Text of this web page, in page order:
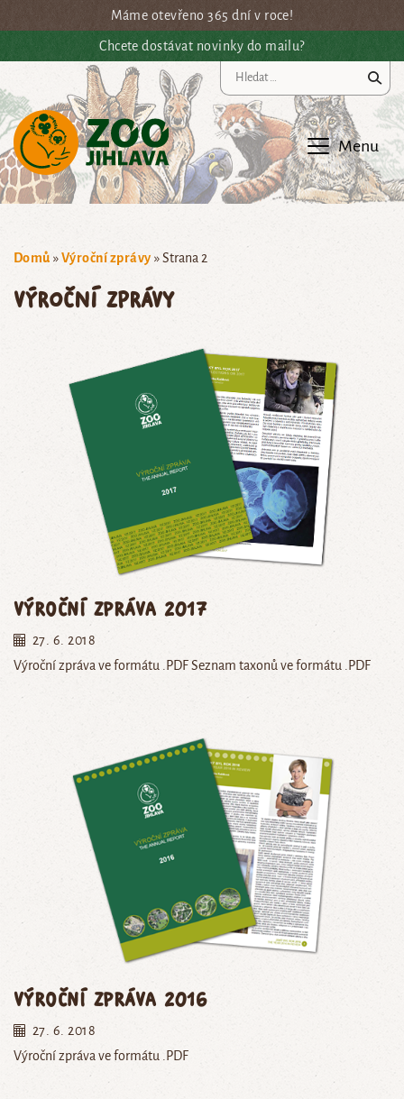
Přejít na hlavní obsahMáme otevřeno 365 dní v roce!
Chcete dostávat novinky do mailu?
Menu
Domů »Výroční zprávy »Strana 2
Výroční zprávy
Výroční zpráva 2017
27. 6. 2018
Výroční zpráva ve formátu .PDF Seznam taxonů ve formátu .PDF
Výroční zpráva 2016
27. 6. 2018
Výroční zpráva ve formátu .PDF